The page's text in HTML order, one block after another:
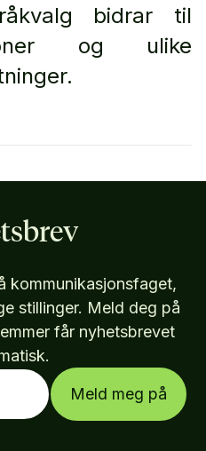
bidrar til
og ulike
kommunikasjonsfaget,
stillinger. Meld deg på
får nyhetsbrevet
Meld meg på